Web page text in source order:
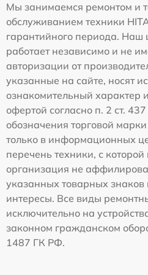
Мы занимаемся ремонтом и
обслуживанием техники
гарантийного периода. Наш
работает независимо и не
авторизации от
указанные на сайте, носят
ознакомительный характер
офертой согласно п. 2 ст.
обозначения торговой
только в информационных
перечень техники, с
организация не
указанных товарных знаков
интересы. Все виды
исключительно на
законном гражданском
1487 ГК РФ.